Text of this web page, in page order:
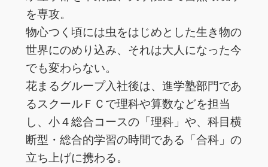
を専攻。
物心つく頃には虫をはじめとした生き物の
世界にのめり込み、それは大人になった今
でも変わらない。
花まるグループ入社後は、進学塾部門であ
るスクールＦＣで理科や算数などを担当
し、小４総合コースの「理科」や、科目横
断型・総合的学習の時間である「合科」の
立ち上げに携わる。